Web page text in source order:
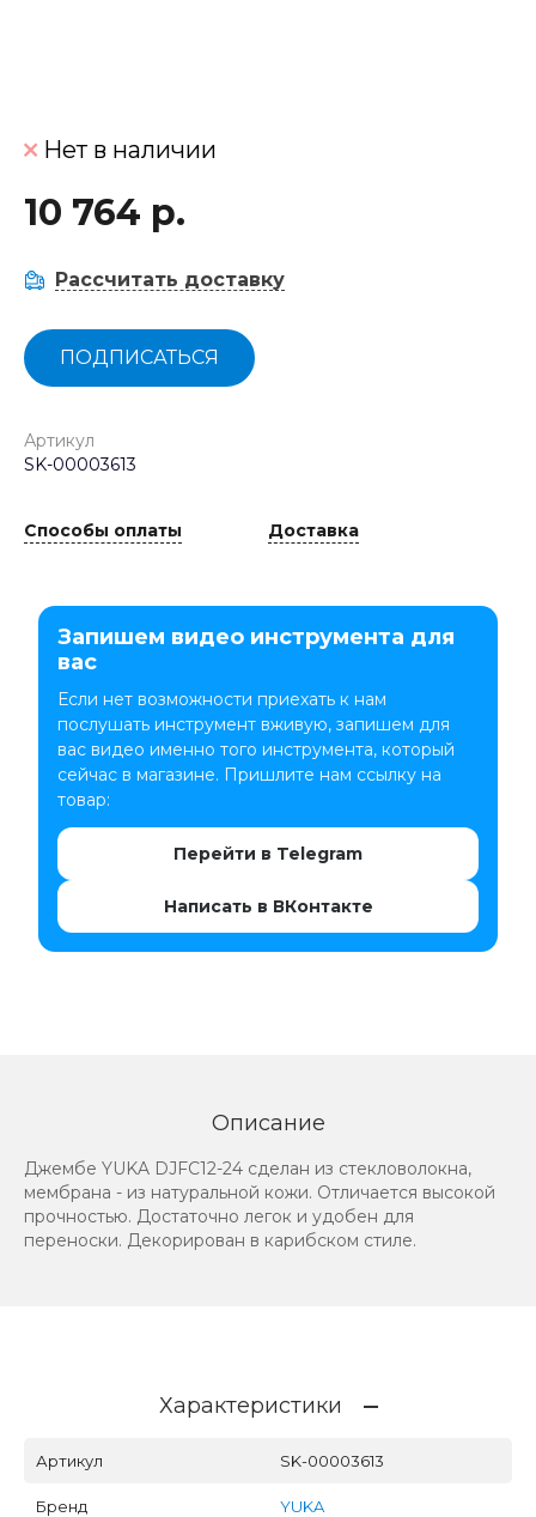
Нет в наличии
10 764 р.
Рассчитать доставку
ПОДПИСАТЬСЯ
Артикул
SK-00003613
Способы оплаты Доставка
Запишем видео инструмента для
вас
Если нет возможности приехать к нам
послушать инструмент вживую, запишем для
вас видео именно того инструмента, который
сейчас в магазине. Пришлите нам ссылку на
товар:
Перейти в Telegram
Написать в ВКонтакте
Описание
Джембе YUKA DJFC12-24 сделан из стекловолокна,
мембрана - из натуральной кожи. Отличается высокой
прочностью. Достаточно легок и удобен для
переноски. Декорирован в карибском стиле.
Характеристики
Артикул SK-00003613
Бренд YUKA